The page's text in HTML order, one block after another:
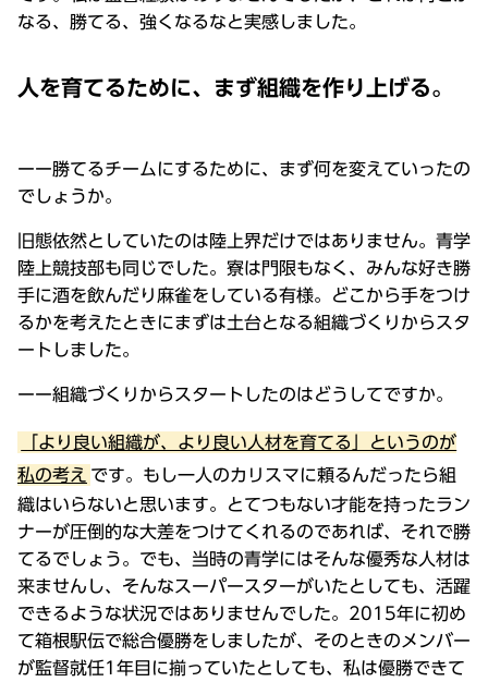
なる、勝てる、強くなるなと実感しました。
人を育てるために、まず組織を作り上げる。
ーー勝てるチームにするために、まず何を変えていったの
でしょうか。
旧態依然としていたのは陸上界だけではありません。青学
陸上競技部も同じでした。寮は門限もなく、みんな好き勝
手に酒を飲んだり麻雀をしている有様。どこから手をつけ
るかを考えたときにまずは土台となる組織づくりからスタ
ートしました。
ーー組織づくりからスタートしたのはどうしてですか。
「より良い組織が、より良い人材を育てる」というのが
私の考え です。もし一人のカリスマに頼るんだったら組
織はいらないと思います。とてつもない才能を持ったラン
ナーが圧倒的な大差をつけてくれるのであれば、それで勝
てるでしょう。でも、当時の青学にはそんな優秀な人材は
来ませんし、そんなスーパースターがいたとしても、活躍
できるような状況ではありませんでした。2015年に初め
て箱根駅伝で総合優勝をしましたが、そのときのメンバー
が監督就任1年目に揃っていたとしても、私は優勝できて